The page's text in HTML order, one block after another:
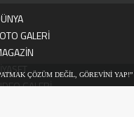
GALERİ
GALERİ
DEĞİL, GÖREVİNİ YAP!”